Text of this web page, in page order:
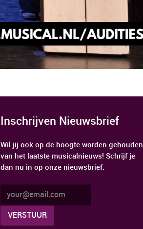
Inschrijven Nieuwsbrief
Wil jij ook op de hoogte worden gehouden
van het laatste musicalnieuws! Schrijf je
dan nu in op onze nieuwsbrief.